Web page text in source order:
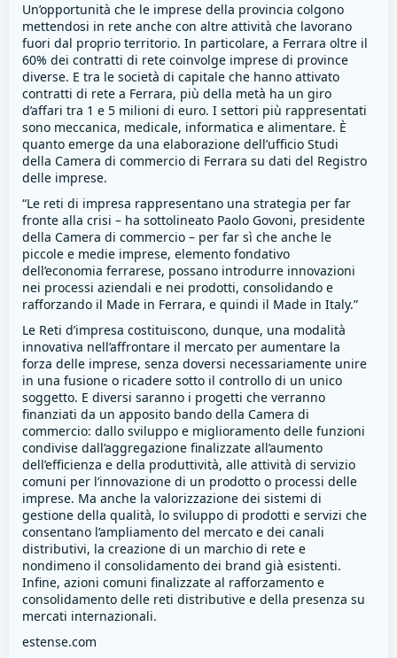
Un’opportunità che le imprese della provincia colgono
mettendosi in rete anche con altre attività che lavorano
fuori dal proprio territorio. In particolare, a Ferrara oltre il
60% dei contratti di rete coinvolge imprese di province
diverse. E tra le società di capitale che hanno attivato
contratti di rete a Ferrara, più della metà ha un giro
d’affari tra 1 e 5 milioni di euro. I settori più rappresentati
sono meccanica, medicale, informatica e alimentare. È
quanto emerge da una elaborazione dell’ufficio Studi
della Camera di commercio di Ferrara su dati del Registro
delle imprese.
“Le reti di impresa rappresentano una strategia per far
fronte alla crisi – ha sottolineato Paolo Govoni, presidente
della Camera di commercio – per far sì che anche le
piccole e medie imprese, elemento fondativo
dell’economia ferrarese, possano introdurre innovazioni
nei processi aziendali e nei prodotti, consolidando e
rafforzando il Made in Ferrara, e quindi il Made in Italy.”
Le Reti d’impresa costituiscono, dunque, una modalità
innovativa nell’affrontare il mercato per aumentare la
forza delle imprese, senza doversi necessariamente unire
in una fusione o ricadere sotto il controllo di un unico
soggetto. E diversi saranno i progetti che verranno
finanziati da un apposito bando della Camera di
commercio: dallo sviluppo e miglioramento delle funzioni
condivise dall’aggregazione finalizzate all’aumento
dell’efficienza e della produttività, alle attività di servizio
comuni per l’innovazione di un prodotto o processi delle
imprese. Ma anche la valorizzazione dei sistemi di
gestione della qualità, lo sviluppo di prodotti e servizi che
consentano l’ampliamento del mercato e dei canali
distributivi, la creazione di un marchio di rete e
nondimeno il consolidamento dei brand già esistenti.
Infine, azioni comuni finalizzate al rafforzamento e
consolidamento delle reti distributive e della presenza su
mercati internazionali.
estense.com